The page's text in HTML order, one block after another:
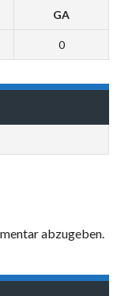
GA
0
abzugeben.